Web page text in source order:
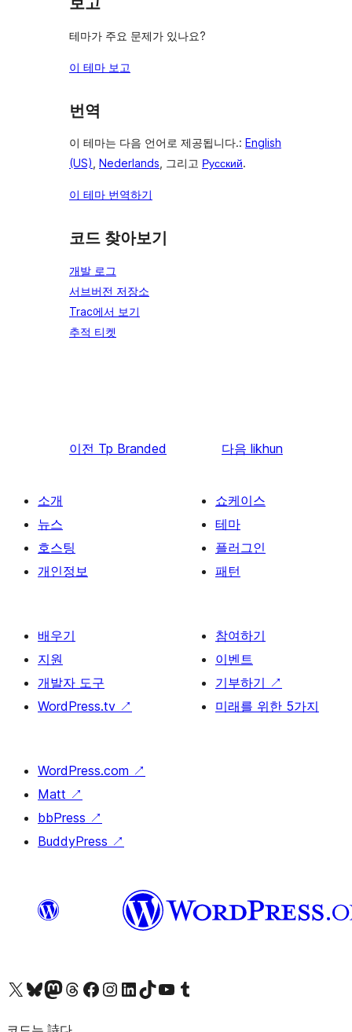
테마가 주요 문제가 있나요?
이 테마 보고
번역
이 테마는 다음 언어로 제공됩니다.: English
(US), Nederlands, 그리고 Русский.
이 테마 번역하기
코드 찾아보기
개발 로그
서브버전 저장소
Trac에서 보기
추적 티켓
이전 Tp Branded 다음 likhun
소개
뉴스
호스팅
개인정보
쇼케이스
테마
플러그인
패턴
배우기
지원
개발자 도구
WordPress.tv ↗
참여하기
이벤트
기부하기 ↗
미래를 위한 5가지
WordPress.com ↗
Matt ↗
bbPress ↗
BuddyPress ↗
X(이전 트위터) 계정 방문하기블루스카이 계정 방문하기마스토돈 계정 방문하기스레드 계정 방문하기 페이스북 페이지 방문하기인스타그램 계정 방문하기 LinkedIn 계정 방문하기틱톡 계정 방문하기유튜브 채널 방문하기 텀블러 계정 방문하기